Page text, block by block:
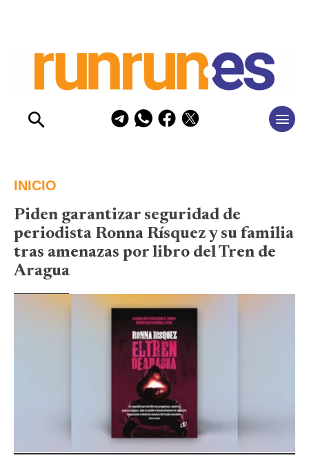
INICIO
Piden garantizar seguridad de
periodista Ronna Rísquez y su familia
tras amenazas por libro del Tren de
Aragua